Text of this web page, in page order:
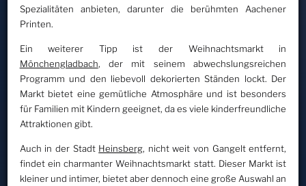
Spezialitäten anbieten, darunter die berühmten Aachener
Printen.
Ein weiterer Tipp ist der Weihnachtsmarkt in
Mönchengladbach, der mit seinem abwechslungsreichen
Programm und den liebevoll dekorierten Ständen lockt. Der
Markt bietet eine gemütliche Atmosphäre und ist besonders
für Familien mit Kindern geeignet, da es viele kinderfreundliche
Attraktionen gibt.
Auch in der Stadt Heinsberg, nicht weit von Gangelt entfernt,
findet ein charmanter Weihnachtsmarkt statt. Dieser Markt ist
kleiner und intimer, bietet aber dennoch eine große Auswahl an